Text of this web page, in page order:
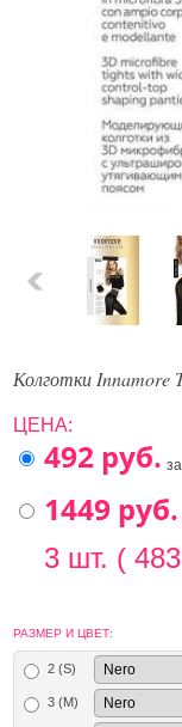
Колготки Innamore
ЦЕНА:
3 шт. (
РАЗМЕР И ЦВЕТ:
2 (S)
3 (M)